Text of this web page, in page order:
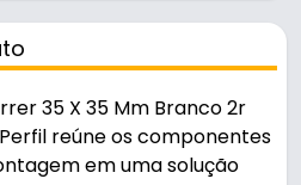
35 X 35 Mm Branco 2r
reúne os componentes
em uma solução